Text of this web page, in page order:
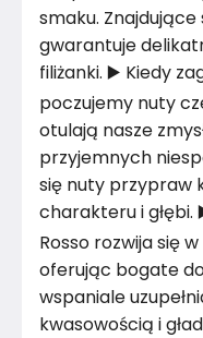
smaku. Znajdujące
gwarantuje
filiżanki. ▶️ Kiedy
poczujemy nuty
otulają nasze
przyjemnych
się nuty przypraw
charakteru i
Rosso rozwija się
oferując bogate
wspaniale
kwasowością i